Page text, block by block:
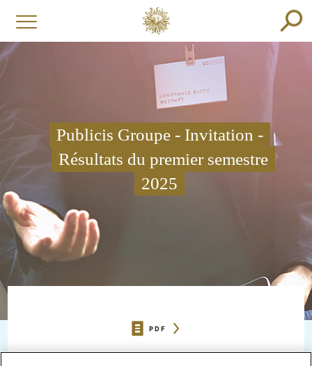
Publicis Groupe - Invitation -
Résultats du premier semestre
2025
PDF